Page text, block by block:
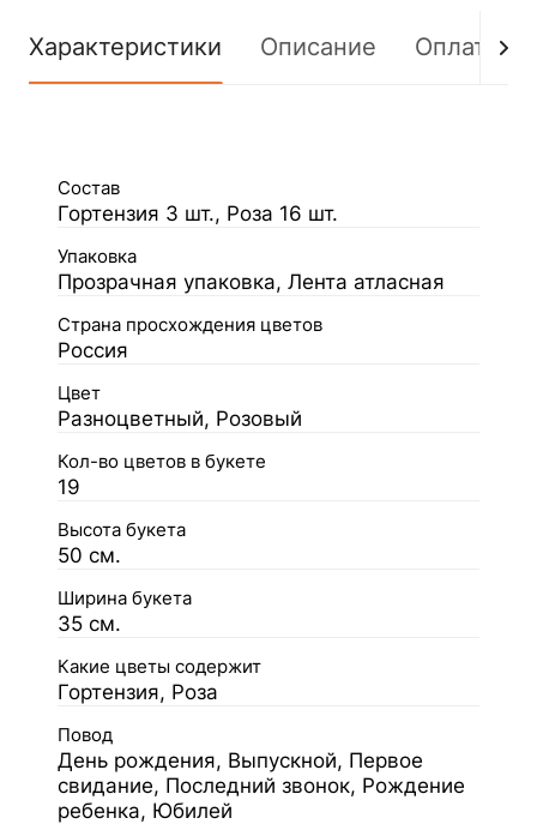
Характеристики Описание Оплата
Состав
Гортензия 3 шт., Роза 16 шт.
Упаковка
Прозрачная упаковка, Лента атласная
Страна просхождения цветов
Россия
Цвет
Разноцветный, Розовый
Кол-во цветов в букете
19
Высота букета
50 см.
Ширина букета
35 см.
Какие цветы содержит
Гортензия, Роза
Повод
День рождения, Выпускной, Первое
свидание, Последний звонок, Рождение
ребенка, Юбилей